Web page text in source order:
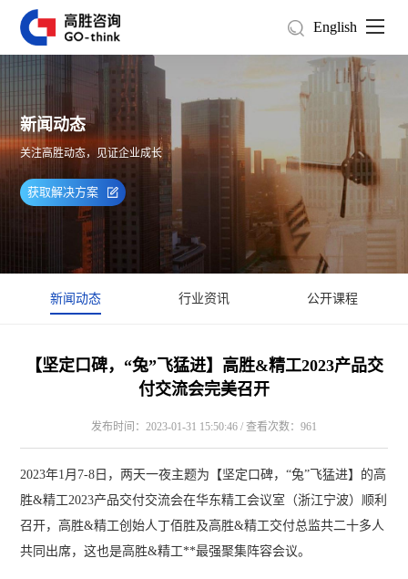
English
新闻动态
关注高胜动态，见证企业成长
获取解决方案
新闻动态 行业资讯 公开课程
【坚定口碑，“兔”飞猛进】高胜&精工2023产品交
付交流会完美召开
发布时间：2023-01-31 15:50:46 / 查看次数：961
2023年1月7-8日，两天一夜主题为【坚定口碑，“兔”飞猛进】的高
胜&精工2023产品交付交流会在华东精工会议室（浙江宁波）顺利
召开，高胜&精工创始人丁佰胜及高胜&精工交付总监共二十多人
共同出席，这也是高胜&精工**最强聚集阵容会议。